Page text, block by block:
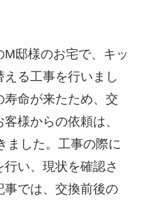
邸様のお宅で、キッ
る工事を行いまし
命が来たため、交
様からの依頼は、
ました。工事の際に
い、現状を確認さ
では、交換前後の